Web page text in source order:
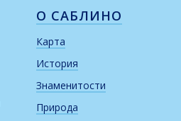
О САБЛИНО
Карта
История
Знаменитости
Природа